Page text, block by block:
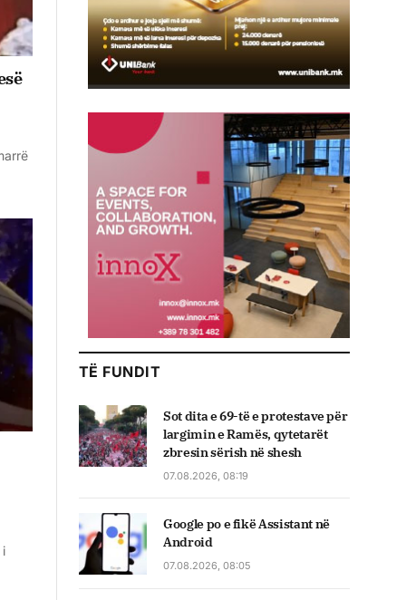
i
TË FUNDIT
Sot dita e 69-të e protestave për
largimin e Ramës, qytetarët
zbresin sërish në shesh
07.08.2026, 08:19
Google po e fikë Assistant në
Android
07.08.2026, 08:05